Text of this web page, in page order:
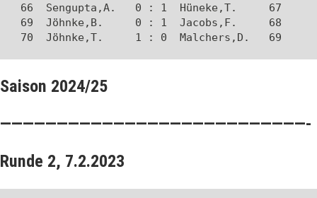
66  Sengupta,A.   0 : 1  Hüneke,T.     67
69  Jöhnke,B.     0 : 1  Jacobs,F.     68
70  Jöhnke,T.     1 : 0  Malchers,D.   69
Saison 2024/25
———————————————————————————-
Runde 2, 7.2.2023